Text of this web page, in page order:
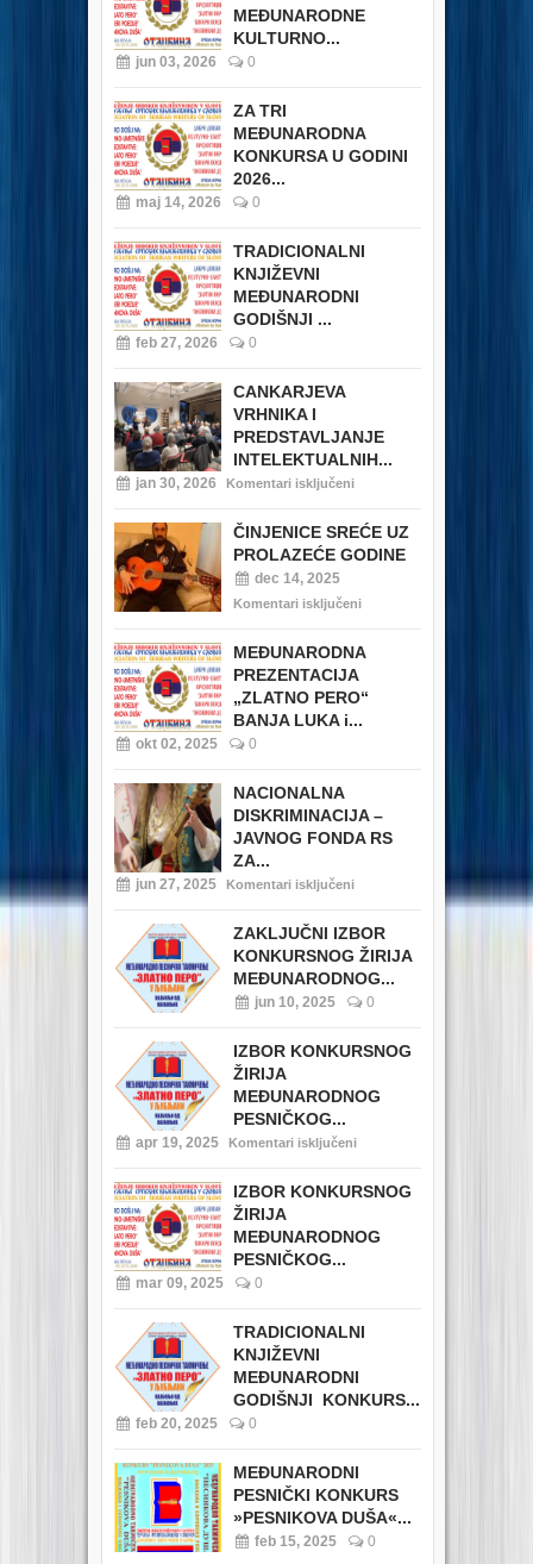
MEĐUNARODNE
KULTURNO...
jun 03, 2026 0
ZA TRI
MEĐUNARODNA
KONKURSA U GODINI
2026...
maj 14, 2026 0
TRADICIONALNI
KNJIŽEVNI
MEĐUNARODNI
GODIŠNJI ...
feb 27, 2026 0
CANKARJEVA
VRHNIKA I
PREDSTAVLJANJE
INTELEKTUALNIH...
jan 30, 2026 Komentari isključeni
ČINJENICE SREĆE UZ
PROLAZEĆE GODINE
dec 14, 2025
Komentari isključeni
MEĐUNARODNA
PREZENTACIJA
„ZLATNO PERO“
BANJA LUKA i...
okt 02, 2025 0
NACIONALNA
DISKRIMINACIJA –
JAVNOG FONDA RS
ZA...
jun 27, 2025 Komentari isključeni
ZAKLJUČNI IZBOR
KONKURSNOG ŽIRIJA
MEĐUNARODNOG...
jun 10, 2025 0
IZBOR KONKURSNOG
ŽIRIJA
MEĐUNARODNOG
PESNIČKOG...
apr 19, 2025 Komentari isključeni
IZBOR KONKURSNOG
ŽIRIJA
MEĐUNARODNOG
PESNIČKOG...
mar 09, 2025 0
TRADICIONALNI
KNJIŽEVNI
MEĐUNARODNI
GODIŠNJI KONKURS...
feb 20, 2025 0
MEĐUNARODNI
PESNIČKI KONKURS
»PESNIKOVA DUŠA«...
feb 15, 2025 0